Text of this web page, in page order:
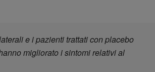
e i pazienti trattati con placebo
migliorato i sintomi relativi al